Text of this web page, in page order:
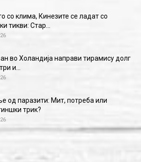
со клима, Кинезите се ладат со
тикви: Стар…
во Холандија направи тирамису долг
и…
од паразити: Мит, потреба или
трик?